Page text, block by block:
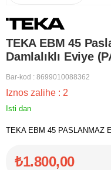
TEKA EBM 45
Damlalıklı Eviye
Bar-kod : 8699010088362
Iznos zalihe : 2
Isti dan
TEKA EBM 45 PASLANMAZ
₺1.800,00